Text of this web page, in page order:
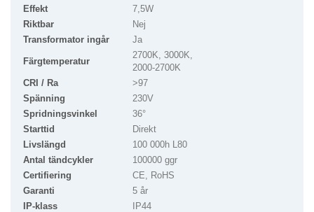
Effekt
7,5W
Riktbar
Nej
Transformator ingår
Ja
Färgtemperatur
2700K, 3000K,
2000-2700K
CRI / Ra
>97
Spänning
230V
Spridningsvinkel
36°
Starttid
Direkt
Livslängd
100 000h L80
Antal tändcykler
100000 ggr
Certifiering
CE, RoHS
Garanti
5 år
IP-klass
IP44